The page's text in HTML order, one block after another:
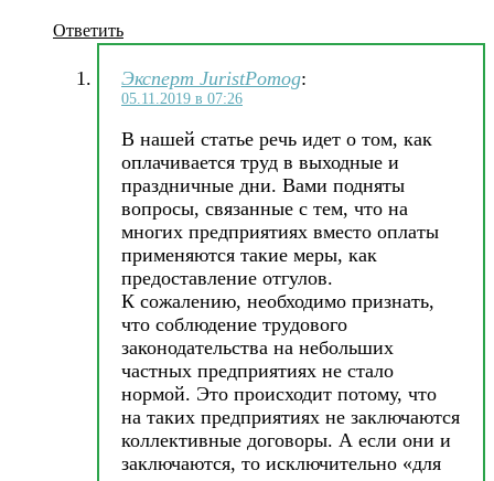
Ответить
Эксперт JuristPomog:
05.11.2019 в 07:26
В нашей статье речь идет о том, как
оплачивается труд в выходные и
праздничные дни. Вами подняты
вопросы, связанные с тем, что на
многих предприятиях вместо оплаты
применяются такие меры, как
предоставление отгулов.
К сожалению, необходимо признать,
что соблюдение трудового
законодательства на небольших
частных предприятиях не стало
нормой. Это происходит потому, что
на таких предприятиях не заключаются
коллективные договоры. А если они и
заключаются, то исключительно «для